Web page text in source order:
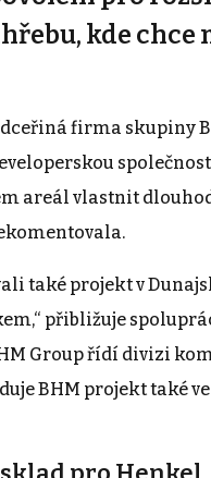
kde chce
firma skupiny
areál vlastnit
také projekt v
přibližuje
Group řídí divizi
BHM projekt také